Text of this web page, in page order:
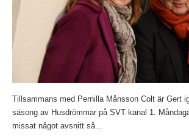
Tillsammans med Pernilla Månsson Colt är Gert
säsong av Husdrömmar på SVT kanal 1.
missat något avsnitt så...